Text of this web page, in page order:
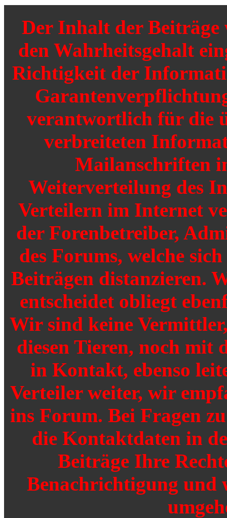
Der Inhalt der
den Wahrheitsgehalt
Richtigkeit der
verantwortlich für die
verbreiteten
Mailanschriften
Weiterverteilung des
Verteilern im Internet
der Forenbetreiber,
des Forums, welche
Beiträgen distanzieren.
entscheidet obliegt
Wir sind keine
diesen Tieren, noch mit
in Kontakt, ebenso
Verteiler weiter, wir
ins Forum. Bei Fragen
die Kontaktdaten in
Beiträge Ihre
Benachrichtigung und